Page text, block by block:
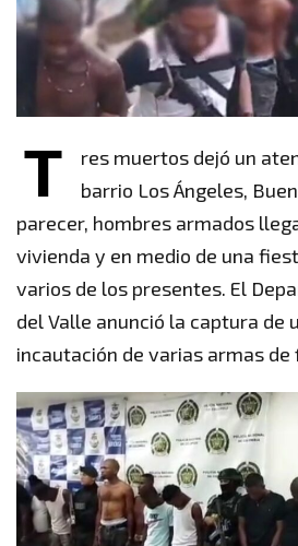
T
res muertos dejó un
barrio Los Ángeles,
parecer, hombres armados
vivienda y en medio de una
varios de los presentes. El
del Valle anunció la captura de
incautación de varias armas de